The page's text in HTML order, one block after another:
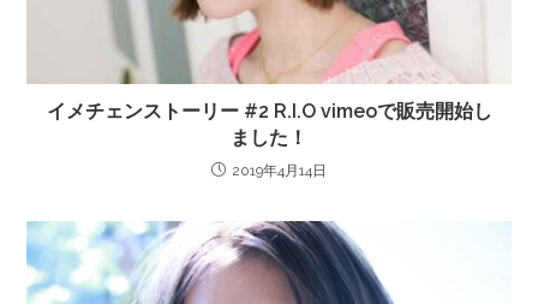
イメチェンストーリー #2 R.I.O vimeoで販売開始し
ました！
2019年4月14日